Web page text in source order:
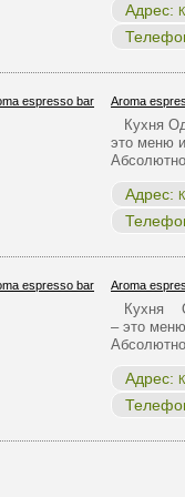
Адрес:
Aroma
Кухня
это меню
Адрес:
Aroma
Кухня
– это
Адрес: